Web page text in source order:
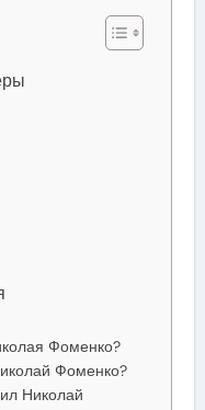
Фоменко?
Фоменко?
Николай